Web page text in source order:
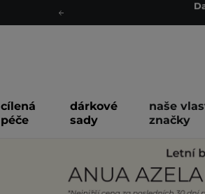
cílená
péče
dárkové
sady
naše
značky